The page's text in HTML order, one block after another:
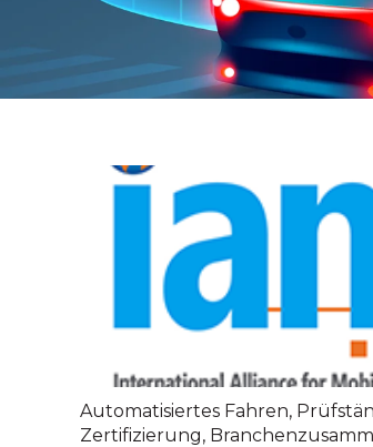
Automatisiertes Fahren,
Zertifizierung,